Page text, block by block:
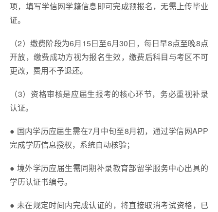
项，填写学信网学籍信息即可完成预报名，无需上传毕业
证。
（2）缴费阶段为6月15日至6月30日，每日早8点至晚8点
开放，缴费成功方视为报名生效，缴费后科目与考区不可
更改，费用不予退还。
（3）资格审核是应届生报考的核心环节，务必重视补录
认证。
● ​国内学历应届生需在7月中旬至8月初，通过学信网APP
完成学历信息授权，系统自动核验；
● 境外学历应届生需同期补录教育部留学服务中心出具的
学历认证书编号。
● 未在规定时间内完成认证的，将直接取消考试资格，已